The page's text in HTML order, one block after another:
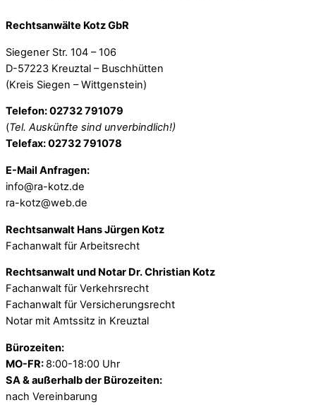
Rechtsanwälte Kotz GbR
Siegener Str. 104 – 106
D-57223 Kreuztal – Buschhütten
(Kreis Siegen – Wittgenstein)
Telefon: 02732 791079
(Tel. Auskünfte sind unverbindlich!)
Telefax: 02732 791078
E-Mail Anfragen:
info@ra-kotz.de
ra-kotz@web.de
Rechtsanwalt Hans Jürgen Kotz
Fachanwalt für Arbeitsrecht
Rechtsanwalt und Notar Dr. Christian Kotz
Fachanwalt für Verkehrsrecht
Fachanwalt für Versicherungsrecht
Notar mit Amtssitz in Kreuztal
Bürozeiten:
MO-FR: 8:00-18:00 Uhr
SA & außerhalb der Bürozeiten:
nach Vereinbarung